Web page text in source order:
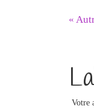
«
Votre